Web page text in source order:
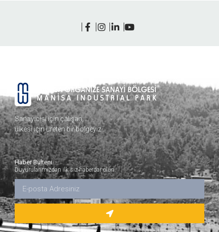
Sanayicisi için çalışan,
ülkesi için üreten bir bölgeyiz…
Haber Bülteni
Duyurularımızdan ilk siz haberdar olun.